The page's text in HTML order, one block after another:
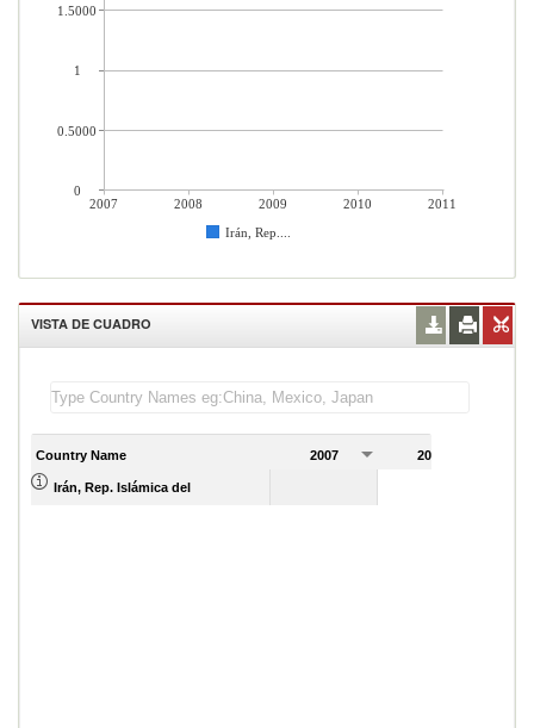
2007 2008 2009 2010
2011
Irán, Rep....
1.5000
1
0.5000
0
VISTA DE CUADRO
Country Name 2007 2008
Irán, Rep. Islámica del